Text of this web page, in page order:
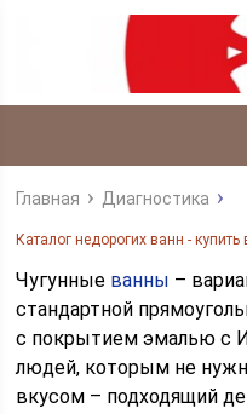
Главная Диагностика
Каталог недорогих ванн -
Чугунные ванны –
стандартной
с покрытием эмалью с
людей, которым не
вкусом – подходящий